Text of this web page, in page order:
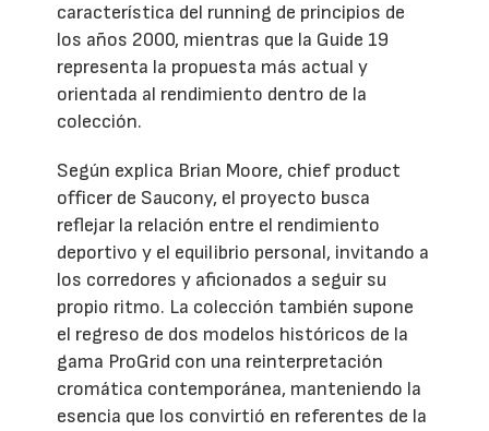
característica del running de principios de
los años 2000, mientras que la Guide 19
representa la propuesta más actual y
orientada al rendimiento dentro de la
colección.
Según explica Brian Moore, chief product
officer de Saucony, el proyecto busca
reflejar la relación entre el rendimiento
deportivo y el equilibrio personal, invitando a
los corredores y aficionados a seguir su
propio ritmo. La colección también supone
el regreso de dos modelos históricos de la
gama ProGrid con una reinterpretación
cromática contemporánea, manteniendo la
esencia que los convirtió en referentes de la